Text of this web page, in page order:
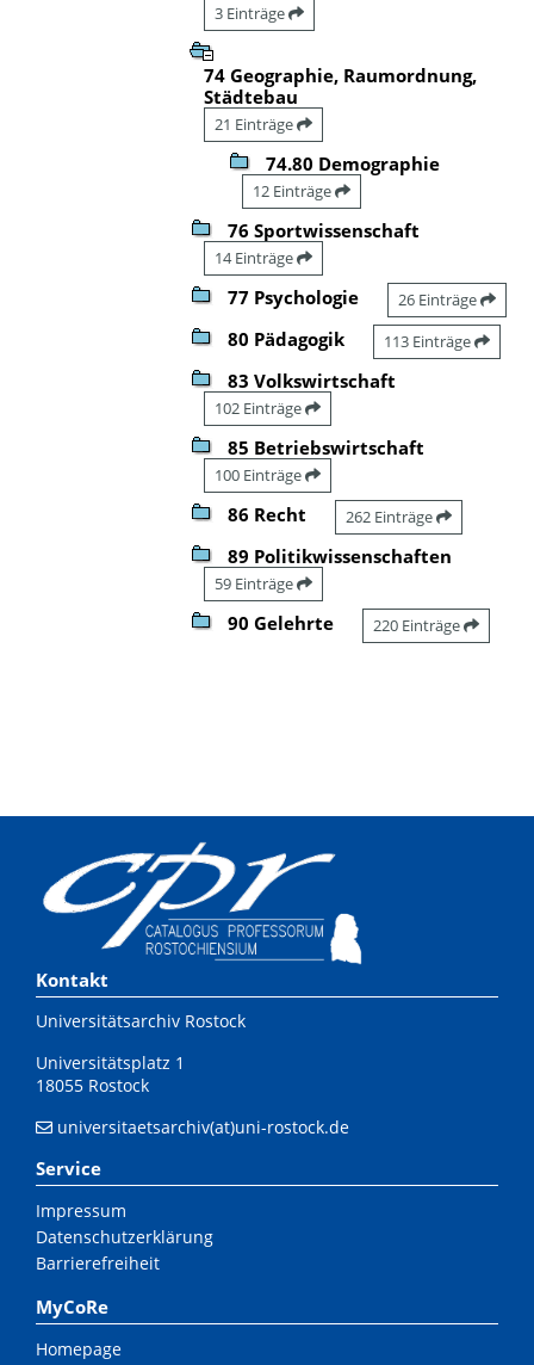
3 Einträge
74 Geographie, Raumordnung,
Städtebau
21 Einträge
74.80 Demographie
12 Einträge
76 Sportwissenschaft
14 Einträge
77 Psychologie 26 Einträge
80 Pädagogik 113 Einträge
83 Volkswirtschaft
102 Einträge
85 Betriebswirtschaft
100 Einträge
86 Recht 262 Einträge
89 Politikwissenschaften
59 Einträge
90 Gelehrte 220 Einträge
Kontakt
Universitätsarchiv Rostock
Universitätsplatz 1
18055 Rostock
universitaetsarchiv(at)uni-rostock.de
Service
Impressum
Datenschutzerklärung
Barrierefreiheit
MyCoRe
Homepage